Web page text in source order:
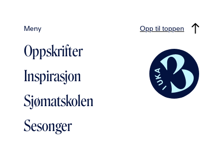
Meny
Oppskrifter
Inspirasjon
Sjømatskolen
Sesonger
Opp til toppen